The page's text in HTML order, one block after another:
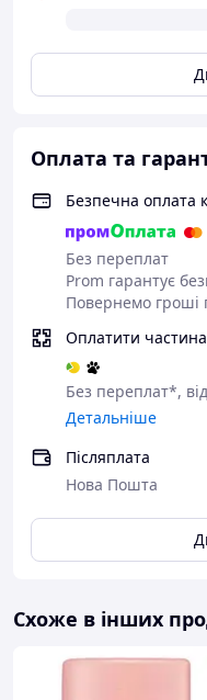
Об’єм
Тип шкіри
Вікова група
Проблеми шкіри
Фільтри
Формула
Країна бренду
🎯 Для яких типів
✔ Чутлива
✔ Суха
🔎 Які проблеми
Захист від
Оплата та
Безпечна оплата
Без переплат
Prom гарантує
Повернемо гроші
Оплатити
Без переплат*,
Детальніше
Післяплата
Нова Пошта
Схоже в інших